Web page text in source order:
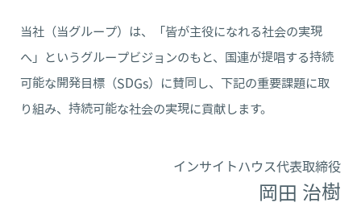
当社（当グループ）は、「皆が主役になれる社会の実現
へ」というグループビジョンのもと、国連が提唱する持続
可能な開発目標（SDGs）に賛同し、下記の重要課題に取
り組み、持続可能な社会の実現に貢献します。
インサイトハウス代表取締役
岡田 治樹